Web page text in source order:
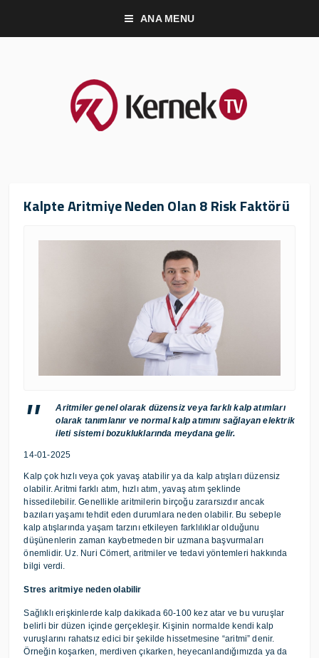
ANA MENU
Kalpte Aritmiye Neden Olan 8 Risk Faktörü
Aritmiler genel olarak düzensiz veya farklı kalp atımları
olarak tanımlanır ve normal kalp atımını sağlayan elektrik
ileti sistemi bozukluklarında meydana gelir.
14-01-2025
Kalp çok hızlı veya çok yavaş atabilir ya da kalp atışları düzensiz
olabilir. Aritmi farklı atım, hızlı atım, yavaş atım şeklinde
hissedilebilir. Genellikle aritmilerin birçoğu zararsızdır ancak
bazıları yaşamı tehdit eden durumlara neden olabilir. Bu sebeple
kalp atışlarında yaşam tarzını etkileyen farklılıklar olduğunu
düşünenlerin zaman kaybetmeden bir uzmana başvurmaları
önemlidir. Uz. Nuri Cömert, aritmiler ve tedavi yöntemleri hakkında
bilgi verdi.
Stres aritmiye neden olabilir
Sağlıklı erişkinlerde kalp dakikada 60-100 kez atar ve bu vuruşlar
belirli bir düzen içinde gerçekleşir. Kişinin normalde kendi kalp
vuruşlarını rahatsız edici bir şekilde hissetmesine “aritmi” denir.
Örneğin koşarken, merdiven çıkarken, heyecanlandığımızda ya da